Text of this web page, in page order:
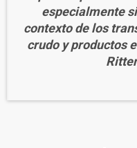
especialmente
contexto de los
crudo y productos